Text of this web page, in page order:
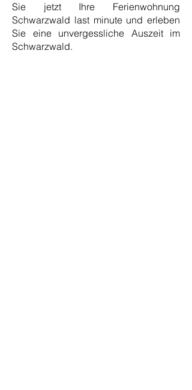
Sie jetzt Ihre Ferienwohnung
Schwarzwald last minute und erleben
Sie eine unvergessliche Auszeit im
Schwarzwald.